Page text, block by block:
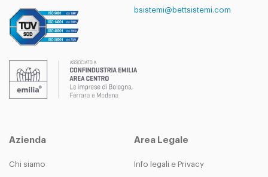
bsistemi@bettsistemi.com
Azienda
Chi siamo
Area Legale
Info legali e Privacy